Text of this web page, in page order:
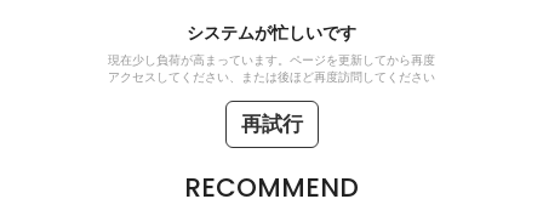
システムが忙しいです
現在少し負荷が高まっています。ページを更新してから再度
アクセスしてください、または後ほど再度訪問してください
再試行
RECOMMEND